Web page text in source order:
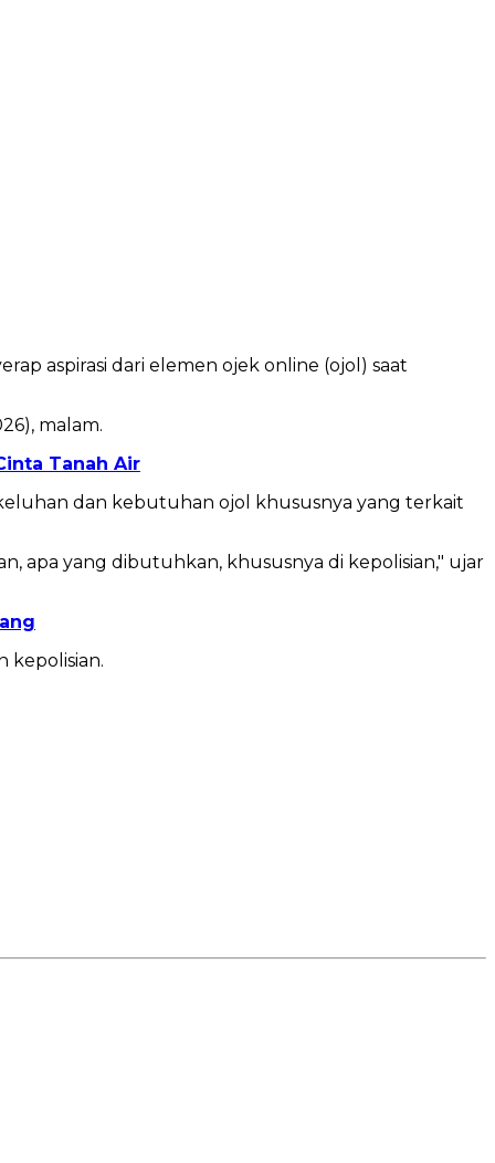
aspirasi dari elemen ojek online (ojol) saat
malam.
Tanah Air
dan kebutuhan ojol khususnya yang terkait
apa yang dibutuhkan, khususnya di kepolisian," ujar
kepolisian.